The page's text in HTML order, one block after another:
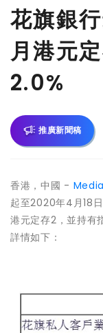
花旗銀
月港元
2.0%
推廣新聞稿
香港，中國 -
起至2020年4月18
港元定存2，並持有
詳情如下：